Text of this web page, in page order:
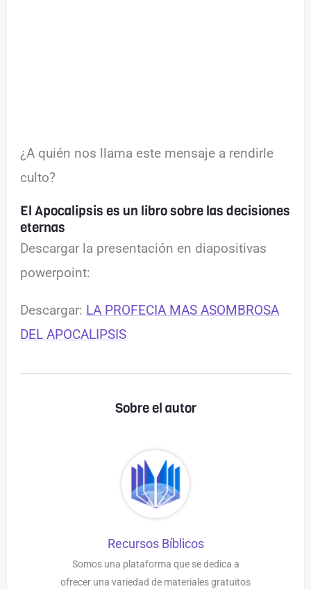
¿A quién nos llama este mensaje a rendirle
culto?
El Apocalipsis es un libro sobre las decisiones
eternas
Descargar la presentación en diapositivas
powerpoint:
Descargar: LA PROFECIA MAS ASOMBROSA
DEL APOCALIPSIS
Sobre el autor
Recursos Bíblicos
Somos una plataforma que se dedica a
ofrecer una variedad de materiales gratuitos